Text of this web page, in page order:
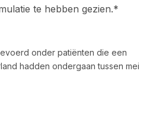
te hebben gezien.*
onder patiënten die een
hadden ondergaan tussen mei